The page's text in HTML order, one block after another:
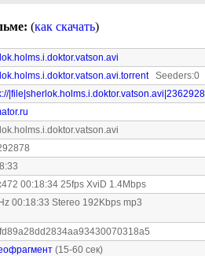
(как скачать)
Seeders:0
00:18:34 25fps XviD 1.4Mbps
00:18:33 Stereo 192Kbps mp3
(15-60 сек)